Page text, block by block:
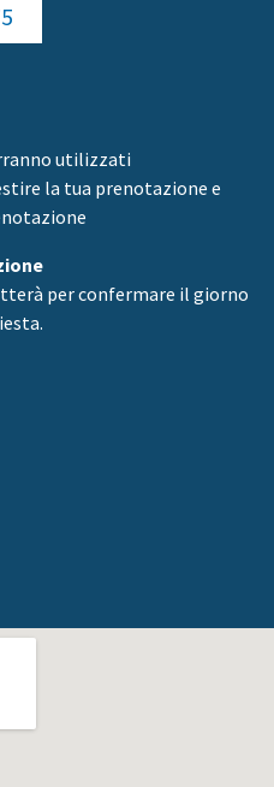
utilizzati
la tua prenotazione e
per confermare il giorno